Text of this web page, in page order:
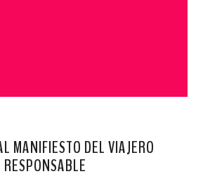
MANIFIESTO DEL VIAJERO
RESPONSABLE